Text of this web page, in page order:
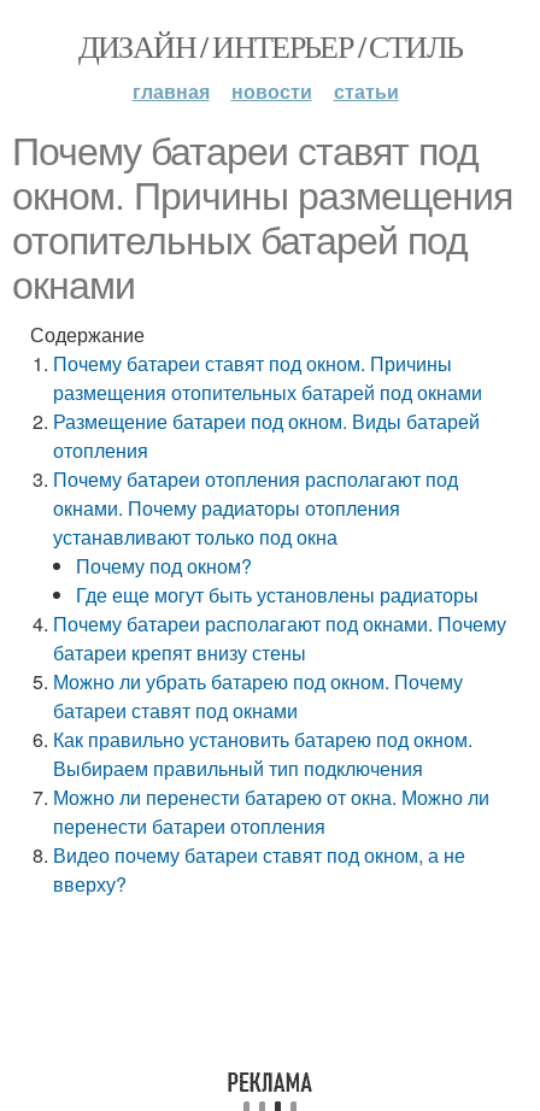
ДИЗАЙН / ИНТЕРЬЕР / СТИЛЬ
главная новости статьи
Почему батареи ставят под
окном. Причины размещения
отопительных батарей под
окнами
Содержание
Почему батареи ставят под окном. Причины
размещения отопительных батарей под окнами
Размещение батареи под окном. Виды батарей
отопления
Почему батареи отопления располагают под
окнами. Почему радиаторы отопления
устанавливают только под окна
Почему под окном?
Где еще могут быть установлены радиаторы
Почему батареи располагают под окнами. Почему
батареи крепят внизу стены
Можно ли убрать батарею под окном. Почему
батареи ставят под окнами
Как правильно установить батарею под окном.
Выбираем правильный тип подключения
Можно ли перенести батарею от окна. Можно ли
перенести батареи отопления
Видео почему батареи ставят под окном, а не
вверху?